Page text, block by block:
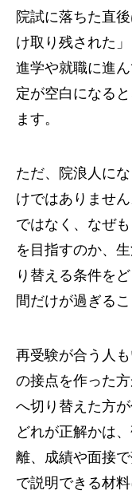
院試に落ちた直
け取り残された
進学や就職に進
定が空白になる
ます。
ただ、院浪人に
けではありませ
ではなく、なぜ
を目指すのか、
り替える条件を
間だけが過ぎるこ
再受験が合う人
の接点を作った
へ切り替えた方
どれが正解かは
離、成績や面接
で説明できる材